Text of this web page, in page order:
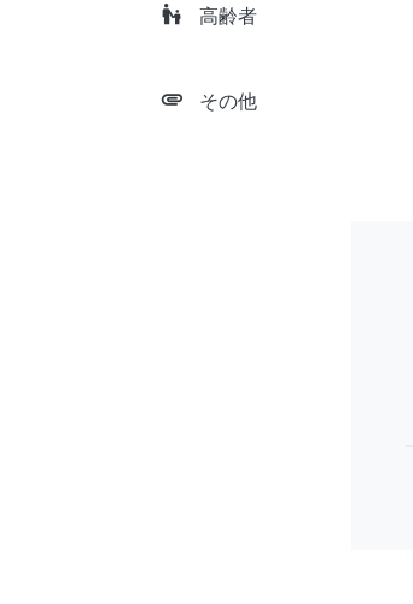
escalator_warning 高齢者
attachment その他